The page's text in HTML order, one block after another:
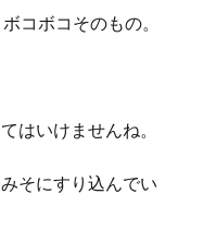
コボコそのもの。
はいけませんね。
そにすり込んでい